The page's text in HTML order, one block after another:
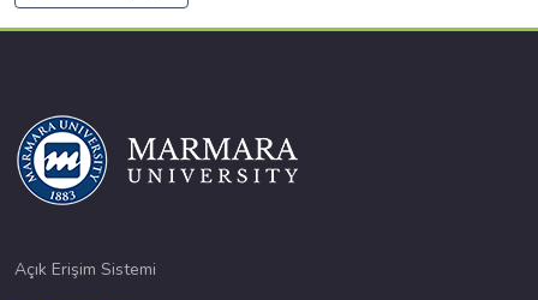
Açık Erişim Sistemi